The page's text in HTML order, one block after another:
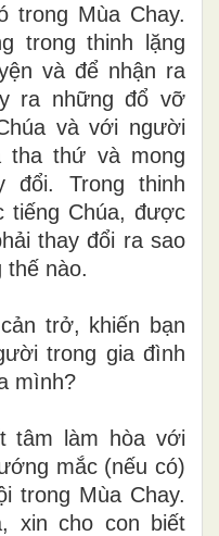
trong Mùa Chay.
trong thinh lặng
và để nhận ra
ra những đổ vỡ
và với người
tha thứ và mong
đổi. Trong thinh
tiếng Chúa, được
thay đổi ra sao
thế nào.
trở, khiến bạn
trong gia đình
mình?
tâm làm hòa với
mắc (nếu có)
trong Mùa Chay.
xin cho con biết